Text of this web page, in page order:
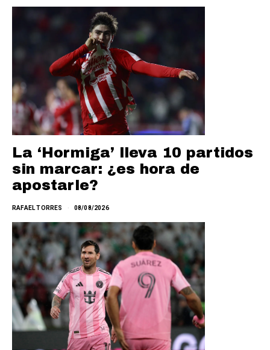
La ‘Hormiga’ lleva 10 partidos
sin marcar: ¿es hora de
apostarle?
RAFAEL TORRES 08/08/2026